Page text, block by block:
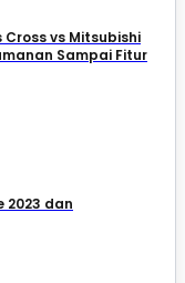
vs Mitsubishi
Sampai Fitur
2023 dan